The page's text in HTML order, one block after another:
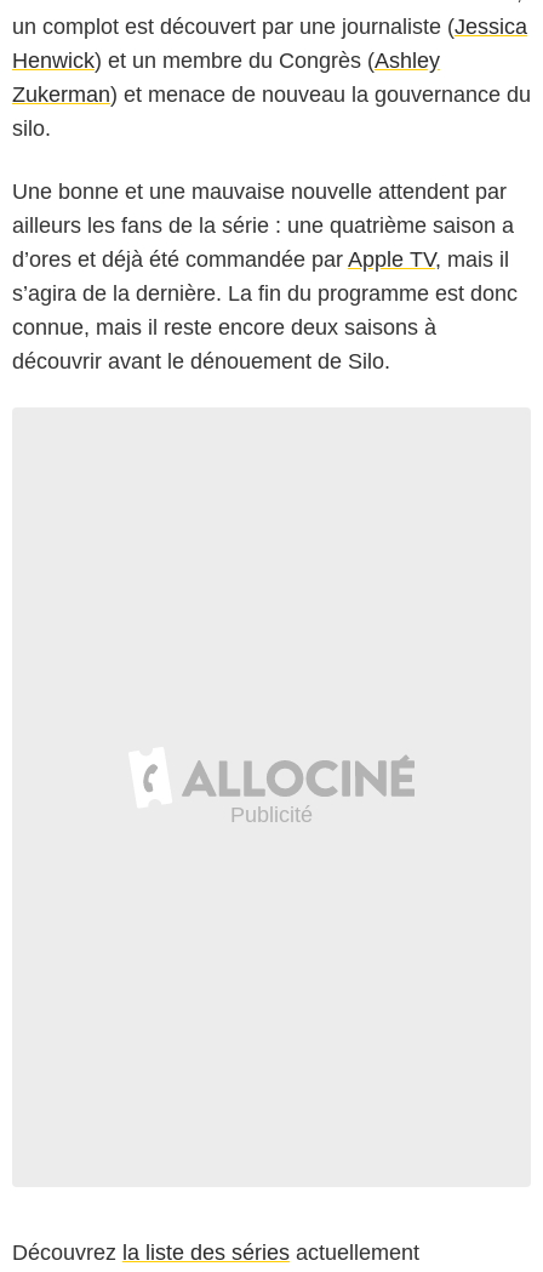
un complot est découvert par une journaliste (Jessica
Henwick) et un membre du Congrès (Ashley
Zukerman) et menace de nouveau la gouvernance du
silo.
Une bonne et une mauvaise nouvelle attendent par
ailleurs les fans de la série : une quatrième saison a
d’ores et déjà été commandée par Apple TV, mais il
s’agira de la dernière. La fin du programme est donc
connue, mais il reste encore deux saisons à
découvrir avant le dénouement de Silo.
Découvrez la liste des séries actuellement